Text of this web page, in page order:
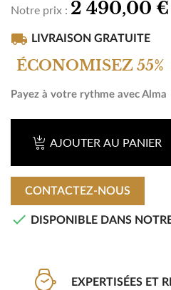
Notre prix : 2 490,00 €
local_shipping LIVRAISON GRATUITE
ÉCONOMISEZ 55%
Payez à votre rythme avec Alma
AJOUTER AU PANIER
CONTACTEZ-NOUS
 DISPONIBLE DANS
EXPERTISÉES ET